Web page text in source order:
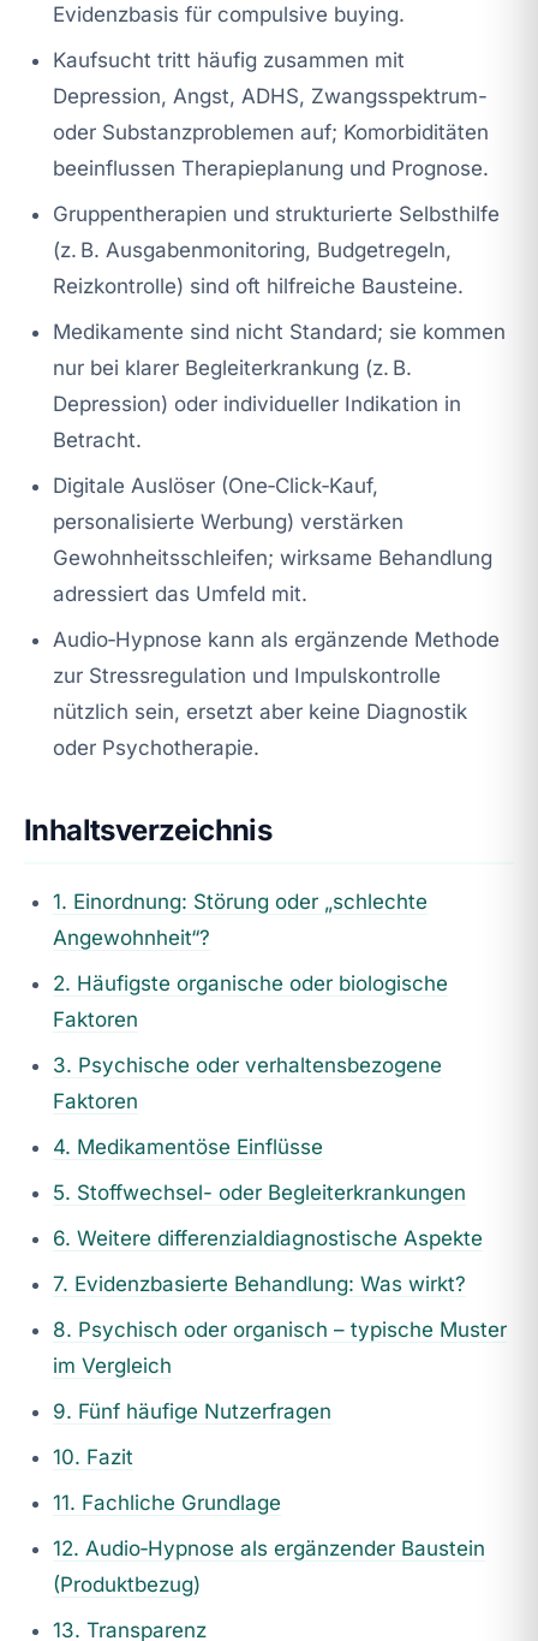
Evidenzbasis für compulsive buying.
Kaufsucht tritt häufig zusammen mit
Depression, Angst, ADHS, Zwangsspektrum-
oder Substanzproblemen auf; Komorbiditäten
beeinflussen Therapieplanung und Prognose.
Gruppentherapien und strukturierte Selbsthilfe
(z. B. Ausgabenmonitoring, Budgetregeln,
Reizkontrolle) sind oft hilfreiche Bausteine.
Medikamente sind nicht Standard; sie kommen
nur bei klarer Begleiterkrankung (z. B.
Depression) oder individueller Indikation in
Betracht.
Digitale Auslöser (One‑Click‑Kauf,
personalisierte Werbung) verstärken
Gewohnheitsschleifen; wirksame Behandlung
adressiert das Umfeld mit.
Audio‑Hypnose kann als ergänzende Methode
zur Stressregulation und Impulskontrolle
nützlich sein, ersetzt aber keine Diagnostik
oder Psychotherapie.
Inhaltsverzeichnis
1. Einordnung: Störung oder „schlechte
Angewohnheit“?
2. Häufigste organische oder biologische
Faktoren
3. Psychische oder verhaltensbezogene
Faktoren
4. Medikamentöse Einflüsse
5. Stoffwechsel- oder Begleiterkrankungen
6. Weitere differenzialdiagnostische Aspekte
7. Evidenzbasierte Behandlung: Was wirkt?
8. Psychisch oder organisch – typische Muster
im Vergleich
9. Fünf häufige Nutzerfragen
10. Fazit
11. Fachliche Grundlage
12. Audio‑Hypnose als ergänzender Baustein
(Produktbezug)
13. Transparenz